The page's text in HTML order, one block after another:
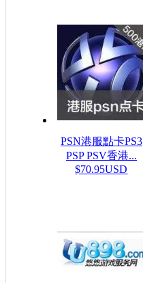
PSN港服點卡PS3
PSP PSV香港...
$70.95USD